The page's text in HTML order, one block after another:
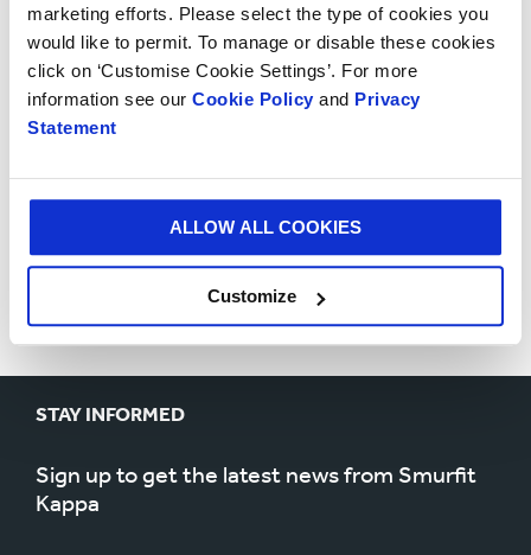
marketing efforts. Please select the type of cookies you
would like to permit. To manage or disable these cookies
click on ‘Customise Cookie Settings’. For more
information see our Cookie Policy and Privacy
Statement
ALLOW ALL COOKIES
Customize
Para más información sobre los informes de
sostenibilidad y los logros ESG de Smurfit Kappa,
STAY INFORMED
Sign up to get the latest news from Smurfit
Kappa